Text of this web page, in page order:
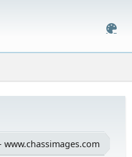
www.chassimages.com